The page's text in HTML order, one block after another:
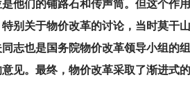
他们的铺路石和传声筒。但这个作
别关于物价改革的讨论，当时莫干
志也是国务院物价改革领导小组的
见。最终，物价改革采取了渐进式的